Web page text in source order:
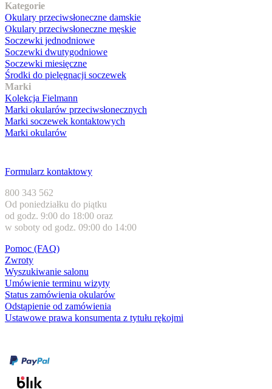
Kategorie
Okulary przeciwsłoneczne damskie
Okulary przeciwsłoneczne męskie
Soczewki jednodniowe
Soczewki dwutygodniowe
Soczewki miesięczne
Środki do pielęgnacji soczewek
Marki
Kolekcja Fielmann
Marki okularów przeciwsłonecznych
Marki soczewek kontaktowych
Marki okularów
Formularz kontaktowy
800 343 562
Od poniedziałku do piątku
od godz. 9:00 do 18:00 oraz
w soboty od godz. 09:00 do 14:00
Pomoc (FAQ)
Zwroty
Wyszukiwanie salonu
Umówienie terminu wizyty
Status zamówienia okularów
Odstąpienie od zamówienia
Ustawowe prawa konsumenta z tytułu rękojmi